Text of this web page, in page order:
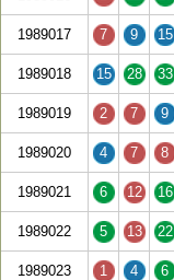
1989017 7 9 15
1989018 15 28 33
1989019 2 7 9
1989020 4 7 8
1989021 6 12 16
1989022 5 13 22
1989023 1 4 6